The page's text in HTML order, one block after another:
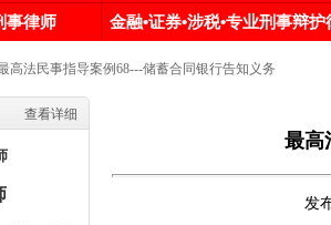
事律师
金融•证券•涉税•专业刑事辩护
高法民事指导案例68---储蓄合同银行告知义务
查看详细
最高
发